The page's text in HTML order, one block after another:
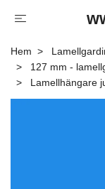
Hem
127 mm -
Lamellhängare